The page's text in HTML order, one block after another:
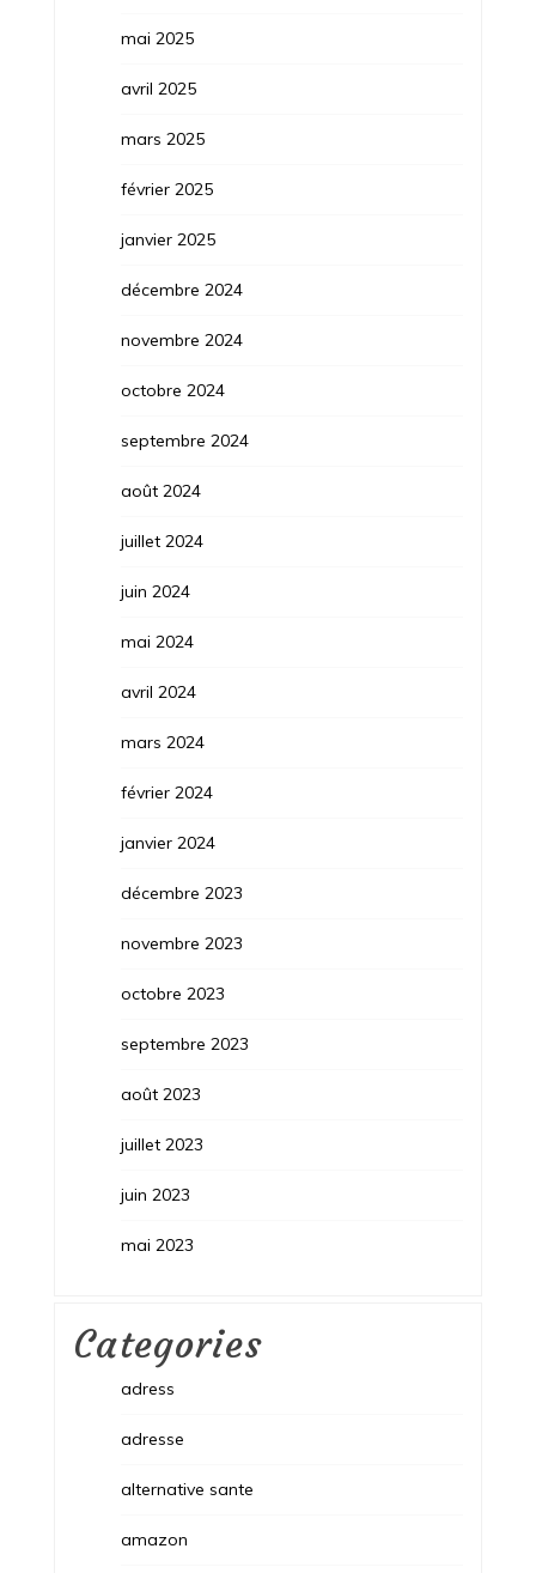
mai 2025
avril 2025
mars 2025
février 2025
janvier 2025
décembre 2024
novembre 2024
octobre 2024
septembre 2024
août 2024
juillet 2024
juin 2024
mai 2024
avril 2024
mars 2024
février 2024
janvier 2024
décembre 2023
novembre 2023
octobre 2023
septembre 2023
août 2023
juillet 2023
juin 2023
mai 2023
Categories
adress
adresse
alternative sante
amazon